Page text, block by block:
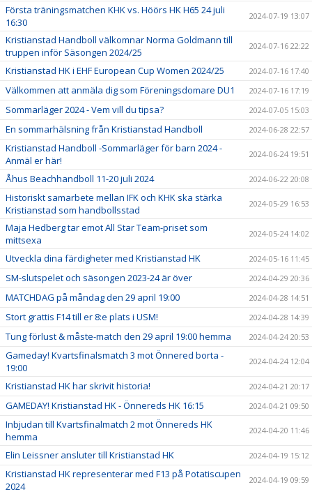
Första träningsmatchen KHK vs. Höörs HK H65 24 juli
16:30
2024-07-19 13:07
Kristianstad Handboll välkomnar Norma Goldmann till
truppen inför Säsongen 2024/25
2024-07-16 22:22
Kristianstad HK i EHF European Cup Women 2024/25 2024-07-16 17:40
Välkommen att anmäla dig som Föreningsdomare DU1 2024-07-16 17:19
Sommarläger 2024 - Vem vill du tipsa? 2024-07-05 15:03
En sommarhälsning från Kristianstad Handboll 2024-06-28 22:57
Kristianstad Handboll -Sommarläger för barn 2024 -
Anmäl er här!
2024-06-24 19:51
Åhus Beachhandboll 11-20 juli 2024 2024-06-22 20:08
Historiskt samarbete mellan IFK och KHK ska stärka
Kristianstad som handbollsstad
2024-05-29 16:53
Maja Hedberg tar emot All Star Team-priset som
mittsexa
2024-05-24 14:02
Utveckla dina färdigheter med Kristianstad HK 2024-05-16 11:45
SM-slutspelet och säsongen 2023-24 är över 2024-04-29 20:36
MATCHDAG på måndag den 29 april 19:00 2024-04-28 14:51
Stort grattis F14 till er 8:e plats i USM! 2024-04-28 14:39
Tung förlust & måste-match den 29 april 19:00 hemma 2024-04-24 20:53
Gameday! Kvartsfinalsmatch 3 mot Önnered borta -
19:00
2024-04-24 12:04
Kristianstad HK har skrivit historia! 2024-04-21 20:17
GAMEDAY! Kristianstad HK - Önnereds HK 16:15 2024-04-21 09:50
Inbjudan till Kvartsfinalmatch 2 mot Önnereds HK
hemma
2024-04-20 11:46
Elin Leissner ansluter till Kristianstad HK 2024-04-19 15:12
Kristianstad HK representerar med F13 på Potatiscupen
2024
2024-04-19 09:59